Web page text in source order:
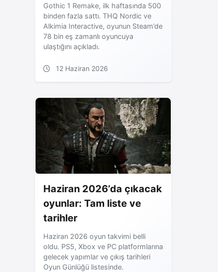
Gothic 1 Remake, ilk haftasında 500
binden fazla sattı. THQ Nordic ve
Alkimia Interactive, oyunun Steam’de
78 bin eş zamanlı oyuncuya
ulaştığını açıkladı.
12 Haziran 2026
Haziran 2026’da çıkacak
oyunlar: Tam liste ve
tarihler
Haziran 2026 oyun takvimi belli
oldu. PS5, Xbox ve PC platformlarına
gelecek yapımlar ve çıkış tarihleri
Oyun Günlüğü listesinde.